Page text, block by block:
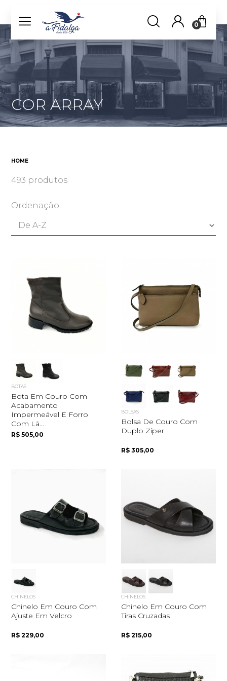
0
COR ARRAY
HOME
493 produtos
Ordenação:
BOTAS
Bota Em Couro Com
Acabamento
Impermeável E Forro
Com Lã...
R$ 505,00
BOLSAS
Bolsa De Couro Com
Duplo Zíper
R$ 305,00
CHINELOS
Chinelo Em Couro Com
Ajuste Em Velcro
R$ 229,00
CHINELOS
Chinelo Em Couro Com
Tiras Cruzadas
R$ 215,00